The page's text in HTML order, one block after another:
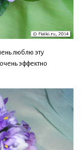
люблю эту
эффектно